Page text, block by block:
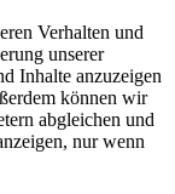
Verhalten und
unserer
Inhalte anzuzeigen
können wir
abgleichen und
nur wenn